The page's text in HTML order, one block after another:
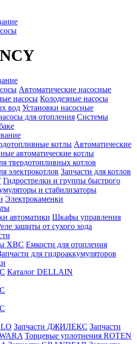
Автоматические насосные
насосы Колодезные насосы
вод Установки насосные
для отопления Системы
котлы Автоматические
автоматические котлы
твердотопливных котлов
электрокотлов Запчасти для котлов
Гидрострелки и группы быстрого
и стабилизаторы
Электрокаменки
автоматики Шкафы управления
защиты от сухого хода
ХВС Емкости для отопления
для гидроаккумуляторов
Каталог DELLAIN
Запчасти ДЖИЛЕКС Запчасти
Торцевые уплотнения ROTEN